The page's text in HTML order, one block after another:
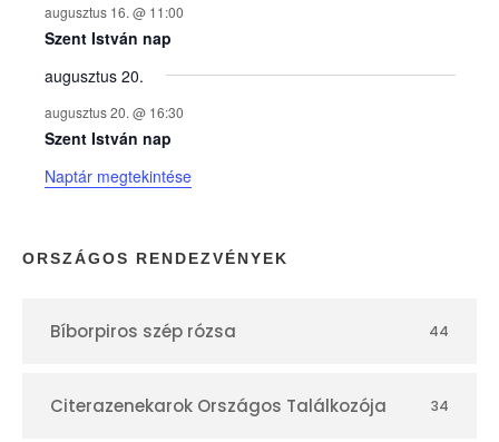
e
k
n
a
p
r
augusztus 16. @ 11:00
Szent István nap
augusztus 20.
augusztus 20. @ 16:30
Szent István nap
Naptár megtekintése
ORSZÁGOS RENDEZVÉNYEK
Bíborpiros szép rózsa 44
Citerazenekarok Országos Találkozója 34